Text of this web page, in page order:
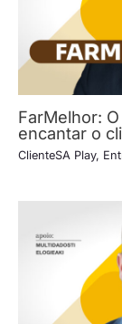
FarMelhor:
encantar o
ClienteSA Play,